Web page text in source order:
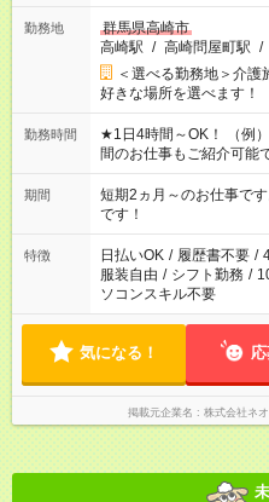
勤務地
群馬県高崎市
高崎駅 / 高崎問屋町駅 /
＜選べる勤務地＞介
好きな場所を選べます！
勤務時間
★1日4時間～OK！ （例
間のお仕事もご紹介可能
家庭の都合でお休みが必
※週最低15時間以上の勤
期間
短期2ヵ月～のお仕事で
です！
特徴 日払いOK / 履歴書不要 /
服装自由 / シフト勤務 /
ソコンスキル不要
気になる！
掲載元企業名 株式会社ネ